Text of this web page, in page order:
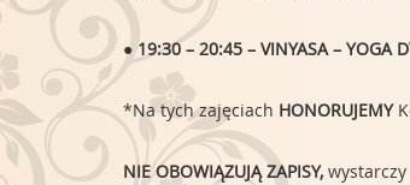
● 19:30 – 20:45 – VINYASA – YOGA
*Na tych zajęciach HONORUJEMY
NIE OBOWIĄZUJĄ ZAPISY,